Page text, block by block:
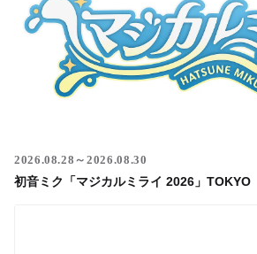
2026.08.28～2026.08.30
初音ミク「マジカルミライ 2026」TOKYO